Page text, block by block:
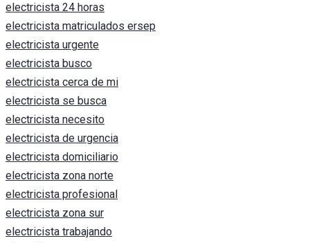
electricista 24 horas
electricista matriculados ersep
electricista urgente
electricista busco
electricista cerca de mi
electricista se busca
electricista necesito
electricista de urgencia
electricista domiciliario
electricista zona norte
electricista profesional
electricista zona sur
electricista trabajando